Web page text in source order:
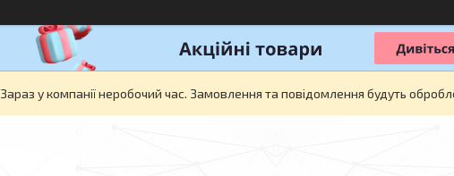
Зараз у компанії неробочий час. Замовлення та повідомлення будуть